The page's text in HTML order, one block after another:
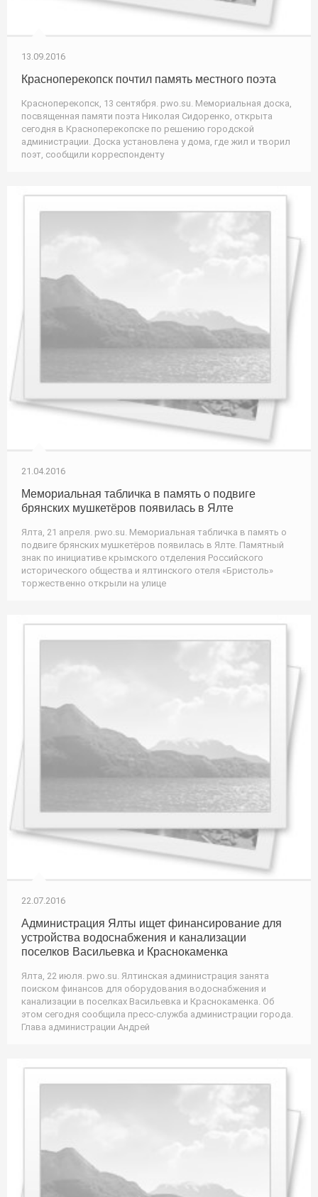
13.09.2016
Красноперекопск почтил память местного поэта
Красноперекопск, 13 сентября. pwo.su. Мемориальная доска,
посвященная памяти поэта Николая Сидоренко, открыта
сегодня в Красноперекопске по решению городской
администрации. Доска установлена у дома, где жил и творил
поэт, сообщили корреспонденту
21.04.2016
Мемориальная табличка в память о подвиге
брянских мушкетёров появилась в Ялте
Ялта, 21 апреля. pwo.su. Мемориальная табличка в память о
подвиге брянских мушкетёров появилась в Ялте. Памятный
знак по инициативе крымского отделения Российского
исторического общества и ялтинского отеля «Бристоль»
торжественно открыли на улице
22.07.2016
Администрация Ялты ищет финансирование для
устройства водоснабжения и канализации
поселков Васильевка и Краснокаменка
Ялта, 22 июля. pwo.su. Ялтинская администрация занята
поиском финансов для оборудования водоснабжения и
канализации в поселках Васильевка и Краснокаменка. Об
этом сегодня сообщила пресс-служба администрации города.
Глава администрации Андрей